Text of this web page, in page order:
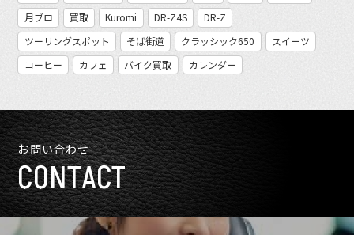
月ブロ
買取 Kuromi DR-Z4S
DR-Z
ツーリングスポット
そば街道 クラッシック650
スイーツ
コーヒー
カフェ バイク買取 カレンダー
お問い合わせ
CONTACT